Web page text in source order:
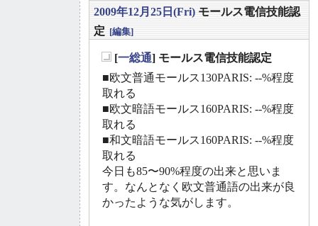
2009年12月25日(Fri) モールス電信技能認
定 [編集]
[一総通] モールス電信技能認定
■欧文普通モールス130PARIS: --%程度
取れる
■欧文暗語モールス160PARIS: --%程度
取れる
■和文暗語モールス160PARIS: --%程度
取れる
今日も85〜90%程度の出来と思いま
す。なんとなく欧文普通語の出来が良
かったような気がします。